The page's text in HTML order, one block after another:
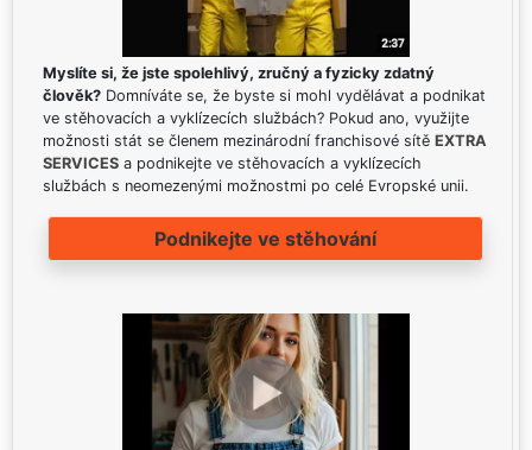
Myslíte si, že jste spolehlivý, zručný a fyzicky zdatný
člověk? Domníváte se, že byste si mohl vydělávat a podnikat
ve stěhovacích a vyklízecích službách? Pokud ano, využijte
možnosti stát se členem mezinárodní franchisové sítě EXTRA
SERVICES a podnikejte ve stěhovacích a vyklízecích
službách s neomezenými možnostmi po celé Evropské unii.
Podnikejte ve stěhování